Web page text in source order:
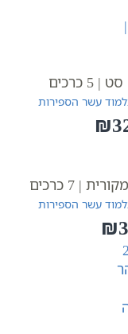
עשר הספירות
₪
| 7 כרכים
עשר הספירות
₪